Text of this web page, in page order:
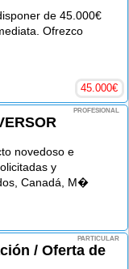
de 45.000€
Ofrezco
45.000€
PROFESIONAL
novedoso e
y
Canadá, M�
PARTICULAR
/ Oferta de